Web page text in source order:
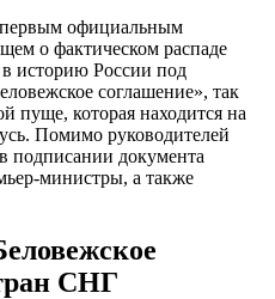
первым официальным
о фактическом распаде
историю России под
соглашение», так
пуще, которая находится на
Помимо руководителей
подписании документа
министры, а также
СНГ